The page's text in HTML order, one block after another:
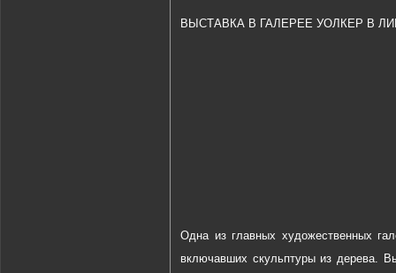
ВЫСТАВКА В ГАЛЕРЕЕ УОЛКЕР В
Одна из главных художественных
включавших скульптуры из дерева.